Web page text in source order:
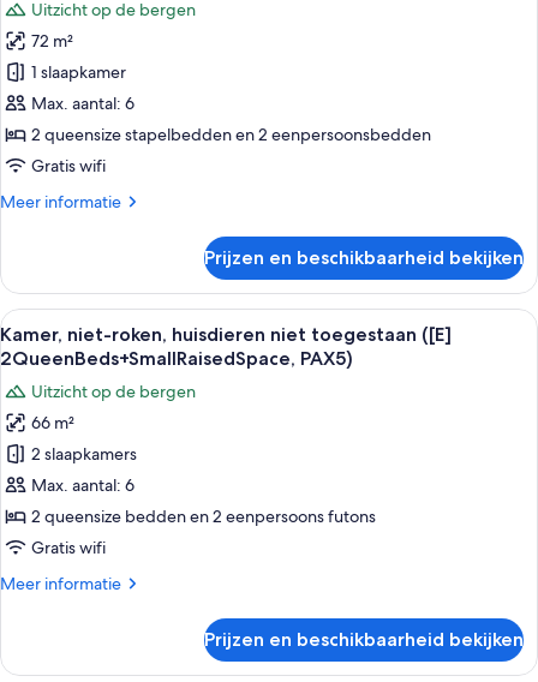
Kamer,
niet-
roken,
huisdieren
niet
toegestaan
Bunk
Queen
+
2
Single))
laden
Uitzicht op de bergen
72 m²
1 slaapkamer
Max. aantal: 6
2 queensize stapelbedden en 2 eenpersoonsbedden
Gratis wifi
Meer informatie
Meer
niet-
roken,
huisdieren
niet
([E]
Bunk
Bed
(2
Queen
2
Single))
Prijzen en beschikbaarheid bekijken
Alle
foto's
Kamer,
niet-
roken,
huisdieren
niet
toegestaan
2QueenBeds+SmallRaisedSpace,
Een moderne hotelkamer met een
24
Kamer, niet-roken, huisdieren niet toegestaan ([E]
2QueenBeds+SmallRaisedSpace, PAX5)
Uitzicht op de bergen
66 m²
2 slaapkamers
Max. aantal: 6
2 queensize bedden en 2 eenpersoons futons
Gratis wifi
Meer informatie
Meer
niet-
Prijzen en beschikbaarheid bekijken